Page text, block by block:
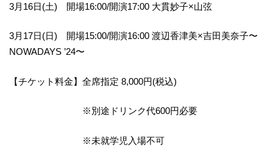
3月16日(土) 開場16:00/開演17:00 大貫妙子×山弦
3月17日(日) 開場15:00/開演16:00 渡辺香津美×吉田美奈子〜
NOWADAYS ’24〜
【チケット料金】全席指定 8,000円(税込)
※別途ドリンク代600円必要
※未就学児入場不可